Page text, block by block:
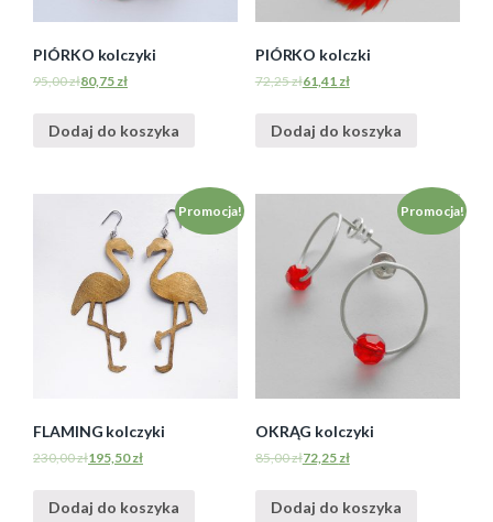
PIÓRKO kolczyki
95,00zł80,75 zł
Dodaj do koszyka
PIÓRKO kolczki
72,25zł61,41 zł
Dodaj do koszyka
Promocja!
FLAMING kolczyki
230,00zł195,50zł
Dodaj do koszyka
Promocja!
OKRĄG kolczyki
85,00zł72,25 zł
Dodaj do koszyka